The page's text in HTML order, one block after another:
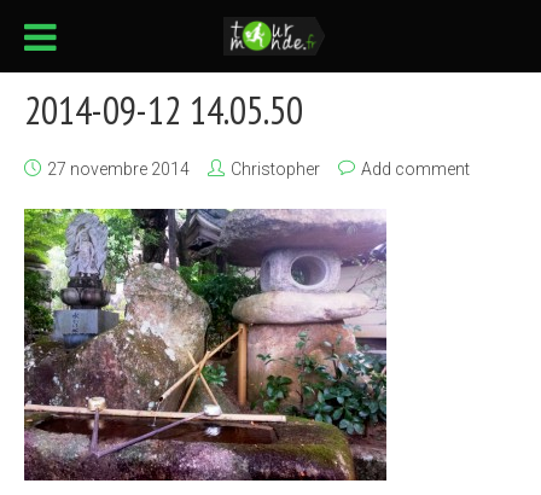
2014-09-12 14.05.50
27 novembre 2014 Christopher Add comment